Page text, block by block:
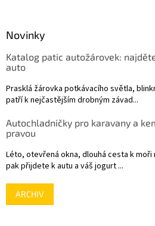
Novinky
Katalog patic autožárovek:
auto
Prasklá žárovka potkávacího světla,
patří k nejčastějším drobným závad...
Autochladničky pro karavany a
pravou
Léto, otevřená okna, dlouhá cesta k moři
pak přijdete k autu a váš jogurt ...
ARCHIV